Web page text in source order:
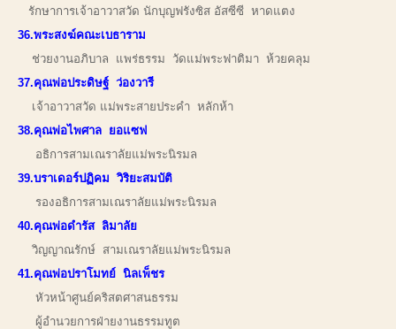
รักษาการเจ้าอาวาสวัด นักบุญฟรังซิส อัสซีซี หาดแตง
36.พระสงฆ์คณะเบธาราม
ช่วยงานอภิบาล แพร่ธรรม วัดแม่พระฟาติมา ห้วยคลุม
37.คุณพ่อประดิษฐ์ ว่องวารี
เจ้าอาวาสวัด แม่พระสายประคำ หลักห้า
38.คุณพ่อไพศาล ยอแซฟ
อธิการสามเณราลัยแม่พระนิรมล
39.บราเดอร์ปฏิคม วิริยะสมบัติ
รองอธิการสามเณราลัยแม่พระนิรมล
40.คุณพ่อดำรัส ลิมาลัย
วิญญาณรักษ์ สามเณราลัยแม่พระนิรมล
41.คุณพ่อปราโมทย์ นิลเพ็ชร
หัวหน้าศูนย์คริสตศาสนธรรม
ผู้อำนวยการฝ่ายงานธรรมทูต